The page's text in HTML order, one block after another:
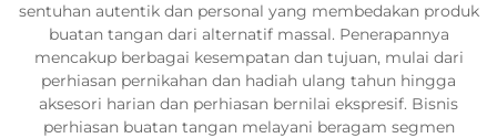
sentuhan autentik dan personal yang membedakan produk
buatan tangan dari alternatif massal. Penerapannya
mencakup berbagai kesempatan dan tujuan, mulai dari
perhiasan pernikahan dan hadiah ulang tahun hingga
aksesori harian dan perhiasan bernilai ekspresif. Bisnis
perhiasan buatan tangan melayani beragam segmen